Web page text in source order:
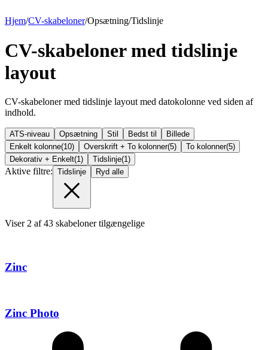
Hjem/CV-skabeloner/Opsætning/Tidslinje
CV-skabeloner med tidslinje
layout
CV-skabeloner med tidslinje layout med datokolonne ved siden af
indhold.
ATS-niveau Opsætning Stil Bedst til
Billede
Enkelt kolonne(10) Overskrift + To kolonner(5) To kolonner(5)
Dekorativ + Enkelt(1) Tidslinje(1)
Aktive filtre: Tidslinje Ryd alle
Viser 2 af 43 skabeloner tilgængelige
Zinc
Zinc Photo